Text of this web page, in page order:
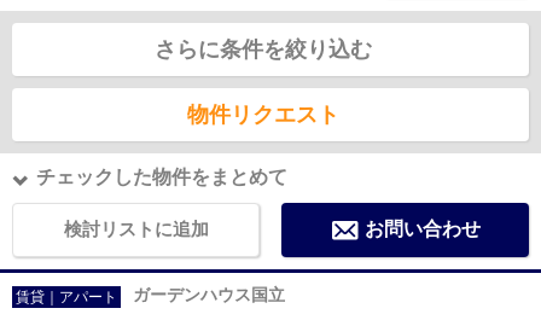
さらに条件を絞り込む
物件リクエスト
チェックした物件をまとめて
検討リストに追加 お問い合わせ
賃貸｜アパート ガーデンハウス国立